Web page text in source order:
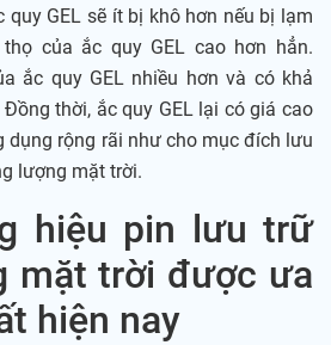
quy GEL sẽ ít bị khô hơn nếu bị lạm
của ắc quy GEL cao hơn hẳn.
ắc quy GEL nhiều hơn và có khả
thời, ắc quy GEL lại có giá cao
dụng rộng rãi như cho mục đích lưu
lượng mặt trời.
hiệu pin lưu trữ
mặt trời được ưa
hiện nay